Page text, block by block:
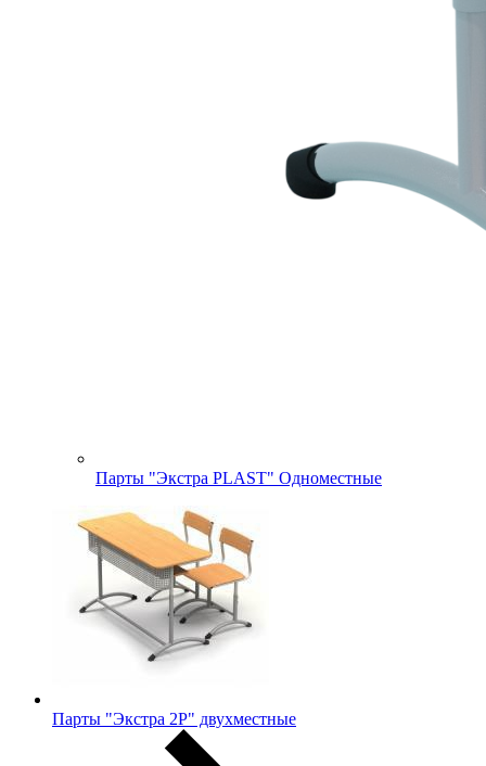
Парты "Экстра PLAST" Одноместные
Парты "Экстра 2Р" двухместные